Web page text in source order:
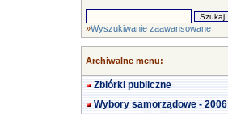
»Wyszukiwanie zaawansowane
Archiwalne menu:
Zbiórki publiczne
Wybory samorządowe - 2006